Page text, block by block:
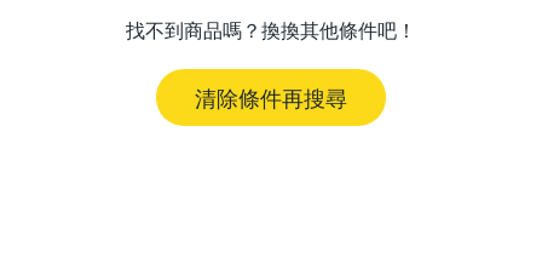
找不到商品嗎？換換其他條件吧！
清除條件再搜尋